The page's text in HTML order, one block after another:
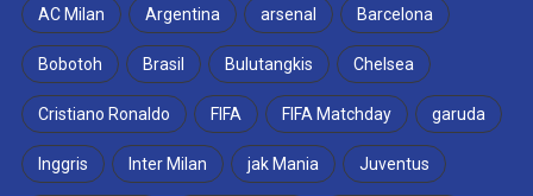
AC Milan Argentina arsenal Barcelona
Bobotoh Brasil Bulutangkis Chelsea
Cristiano Ronaldo FIFA FIFA Matchday garuda
Inggris Inter Milan jak Mania Juventus